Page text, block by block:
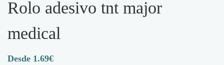
rolo adesivo tnt major
medical
1.69€